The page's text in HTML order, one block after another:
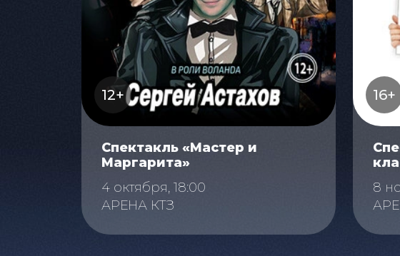
12+
Спектакль «Мастер и
Маргарита»
4 октября, 18:00
АРЕНА КТЗ
16+
8